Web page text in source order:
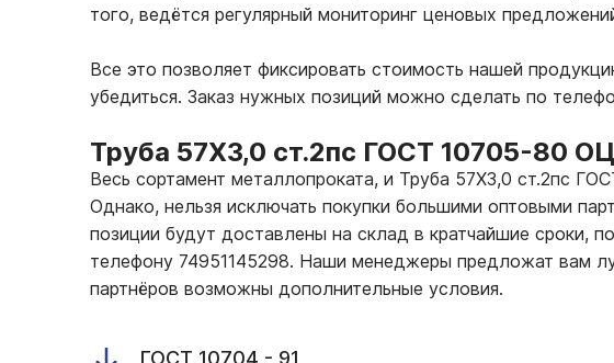
того, ведётся регулярный мониторинг ценовых
Все это позволяет фиксировать стоимость нашей
убедиться. Заказ нужных позиций можно сделать по
Труба 57Х3,0 ст.2пс ГОСТ 10705-80 ОЦ
Весь сортамент металлопроката, и Труба 57Х3,0 ст.2пс
Однако, нельзя исключать покупки большими оптовыми
позиции будут доставлены на склад в кратчайшие сроки,
телефону 74951145298. Наши менеджеры предложат вам
партнёров возможны дополнительные условия.
ГОСТ 10704 - 91